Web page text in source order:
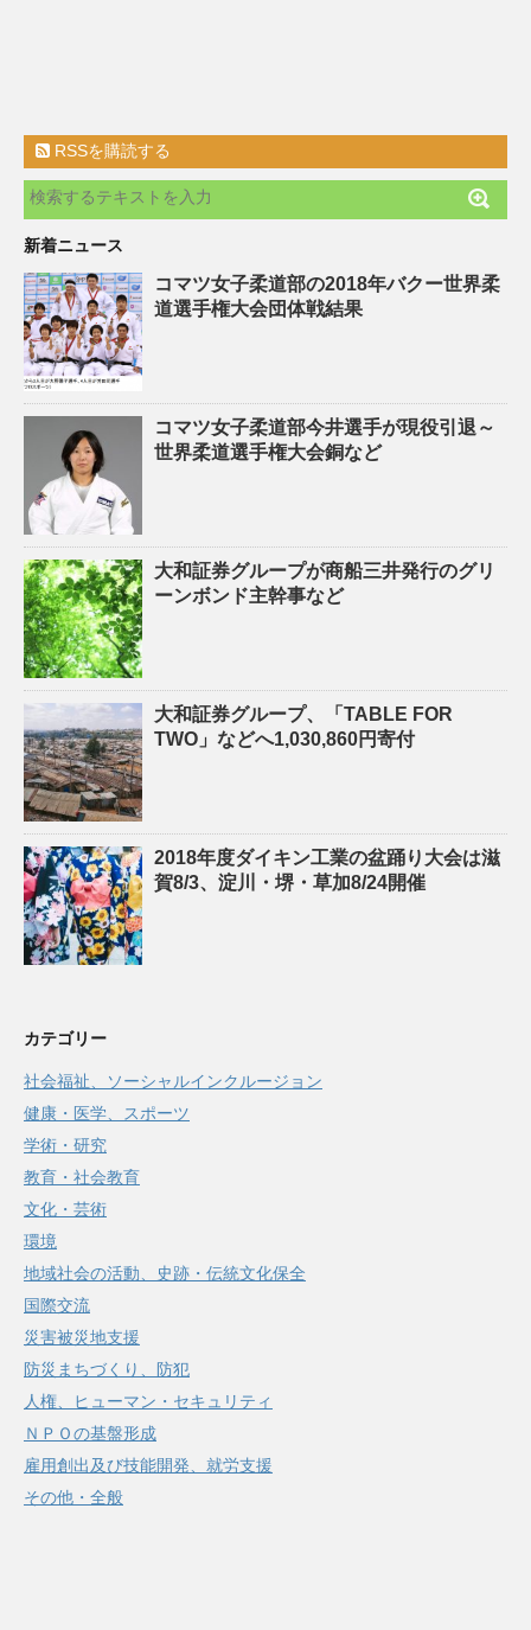
RSSを購読する
新着ニュース
コマツ女子柔道部の2018年バクー世界柔
道選手権大会団体戦結果
コマツ女子柔道部今井選手が現役引退～
世界柔道選手権大会銅など
大和証券グループが商船三井発行のグリ
ーンボンド主幹事など
大和証券グループ、「TABLE FOR
TWO」などへ1,030,860円寄付
2018年度ダイキン工業の盆踊り大会は滋
賀8/3、淀川・堺・草加8/24開催
カテゴリー
社会福祉、ソーシャルインクルージョン
健康・医学、スポーツ
学術・研究
教育・社会教育
文化・芸術
環境
地域社会の活動、史跡・伝統文化保全
国際交流
災害被災地支援
防災まちづくり、防犯
人権、ヒューマン・セキュリティ
ＮＰＯの基盤形成
雇用創出及び技能開発、就労支援
その他・全般